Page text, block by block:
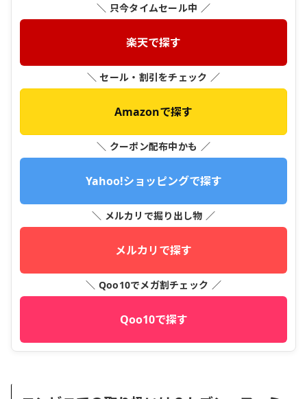
＼ 只今タイムセール中 ／
楽天で探す
＼ セール・割引をチェック ／
Amazonで探す
＼ クーポン配布中かも ／
Yahoo!ショッピングで探す
＼ メルカリで掘り出し物 ／
メルカリで探す
＼ Qoo10でメガ割チェック ／
Qoo10で探す